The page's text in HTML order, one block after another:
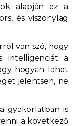
alapján ez a
és viszonylag
van szó, hogy
intelligenciát a
hogyan lehet
jelentsen, ne
gyakorlatban is
a következő